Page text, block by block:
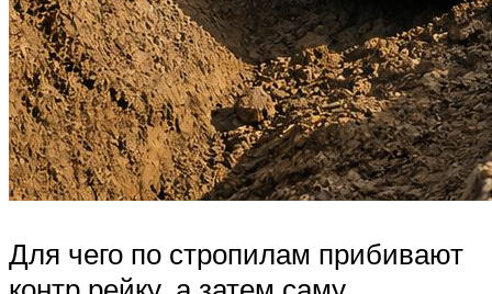
Для чего по стропилам прибивают